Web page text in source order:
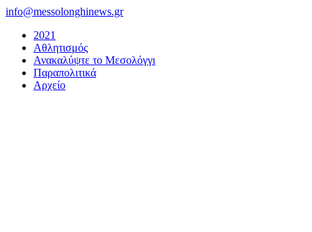
Μετάβαση
περιεχόμενο
info@messolonghinews.gr
2021
Αθλητισμός
Ανακαλύψτε το Μεσολόγγι
Παραπολιτικά
Αρχείο